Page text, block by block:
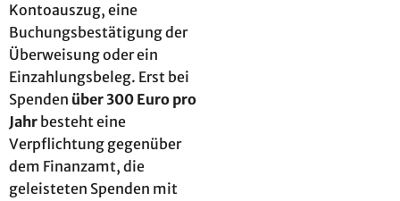
Kontoauszug, eine
Buchungsbestätigung der
Überweisung oder ein
Einzahlungsbeleg. Erst bei
Spenden über 300 Euro pro
Jahr besteht eine
Verpflichtung gegenüber
dem Finanzamt, die
geleisteten Spenden mit